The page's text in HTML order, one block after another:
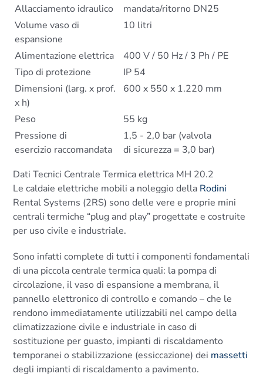
Allacciamento idraulico
mandata/ritorno DN25
Volume vaso di
espansione
10 litri
Alimentazione elettrica
400 V / 50 Hz / 3 Ph / PE
Tipo di protezione
IP 54
Dimensioni (larg. x prof.
x h)
600 x 550 x 1.220 mm
Peso
55 kg
Pressione di
esercizio raccomandata
1,5 - 2,0 bar (valvola
di sicurezza = 3,0 bar)
Dati Tecnici Centrale Termica elettrica MH 20.2
Le caldaie elettriche mobili a noleggio della Rodini
Rental Systems (2RS) sono delle vere e proprie mini
centrali termiche “plug and play” progettate e costruite
per uso civile e industriale.
Sono infatti complete di tutti i componenti fondamentali
di una piccola centrale termica quali: la pompa di
circolazione, il vaso di espansione a membrana, il
pannello elettronico di controllo e comando – che le
rendono immediatamente utilizzabili nel campo della
climatizzazione civile e industriale in caso di
sostituzione per guasto, impianti di riscaldamento
temporanei o stabilizzazione (essiccazione) dei massetti
degli impianti di riscaldamento a pavimento.